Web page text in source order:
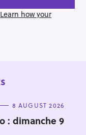
Learn how your
8 AUGUST 2026
: dimanche 9